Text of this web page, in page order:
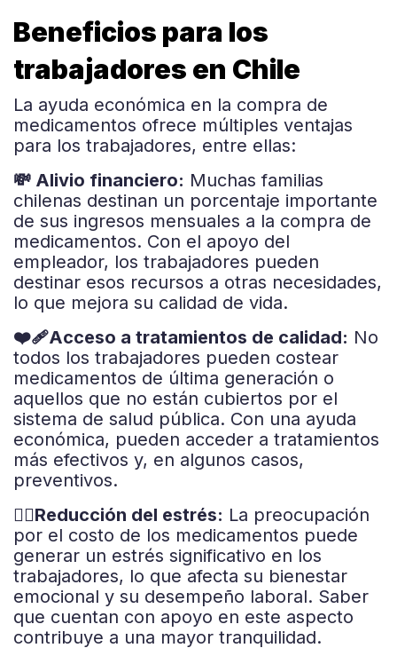
Beneficios para los
trabajadores en Chile
La ayuda económica en la compra de
medicamentos ofrece múltiples ventajas
para los trabajadores, entre ellas:
💸 Alivio financiero: Muchas familias
chilenas destinan un porcentaje importante
de sus ingresos mensuales a la compra de
medicamentos. Con el apoyo del
empleador, los trabajadores pueden
destinar esos recursos a otras necesidades,
lo que mejora su calidad de vida.
❤️‍🩹Acceso a tratamientos de calidad: No
todos los trabajadores pueden costear
medicamentos de última generación o
aquellos que no están cubiertos por el
sistema de salud pública. Con una ayuda
económica, pueden acceder a tratamientos
más efectivos y, en algunos casos,
preventivos.
😮‍💨Reducción del estrés: La preocupación
por el costo de los medicamentos puede
generar un estrés significativo en los
trabajadores, lo que afecta su bienestar
emocional y su desempeño laboral. Saber
que cuentan con apoyo en este aspecto
contribuye a una mayor tranquilidad.